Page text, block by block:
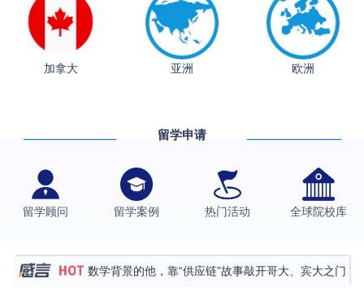
加拿大 亚洲 欧洲
留学申请
留学顾问 留学案例 热门活动 全球院校库
从上海财大2+2到谢菲尔德：低均分逆袭QS百强金
伯明翰大学数字媒体与创意产业硕士录取案例
西南财经大学投资学背景，成功斩获英国名校多份
硕士录取
数学背景的他，靠“供应链”故事敲开哥大、宾大之门